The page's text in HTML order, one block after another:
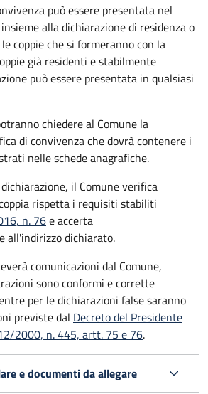
può essere presentata nel
alla dichiarazione di residenza o
coppie che si formeranno con la
già residenti e stabilmente
può essere presentata in qualsiasi
chiedere al Comune la
di convivenza che dovrà contenere i
nelle schede anagrafiche.
il Comune verifica
rispetta i requisiti stabiliti
n. 76e accerta
all'indirizzo dichiarato.
comunicazioni dal Comune,
sono conformi e corrette
per le dichiarazioni false saranno
previste dal Decreto del Presidente
2000, n. 445, artt. 75 e 76.
e documenti da allegare